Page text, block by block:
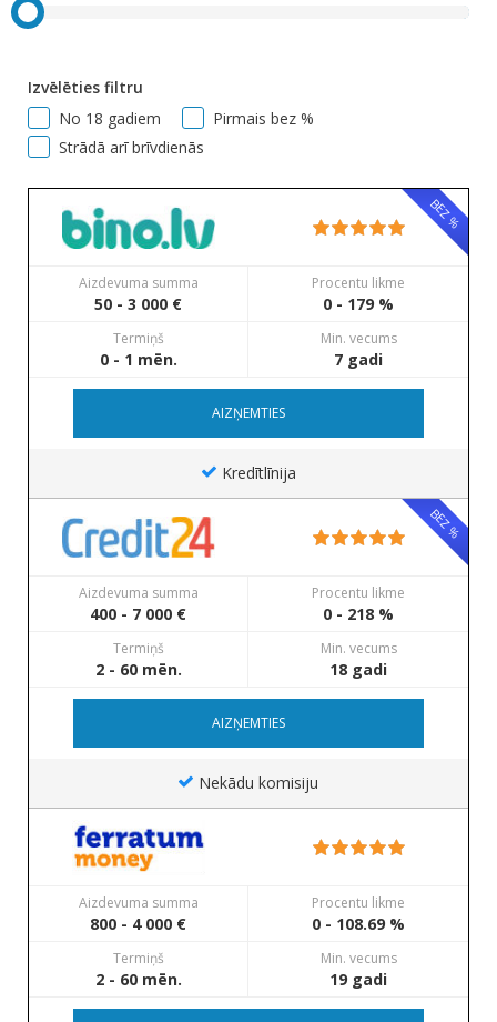
Izvēlēties filtru
No 18 gadiem
Pirmais bez %
Strādā arī brīvdienās
BEZ %
Aizdevuma summa
50 - 3 000 €
Procentu likme
0 - 179 %
Termiņš
0 - 1 mēn.
Min. vecums
7 gadi
AIZŅEMTIES
Kredītlīnija
BEZ %
Aizdevuma summa
400 - 7 000 €
Procentu likme
0 - 218 %
Termiņš
2 - 60 mēn.
Min. vecums
18 gadi
AIZŅEMTIES
Nekādu komisiju
Aizdevuma summa
800 - 4 000 €
Procentu likme
0 - 108.69 %
Termiņš
2 - 60 mēn.
Min. vecums
19 gadi